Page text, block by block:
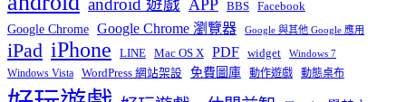
APP BBS Facebook
Google Chrome Google Chrome 瀏覽器 Google 與其他 Google 應用
iPad iPhone LINE Mac OS X PDF widget Windows 7
Windows Vista WordPress 網站架設 免費圖庫 動作遊戲 動態桌布